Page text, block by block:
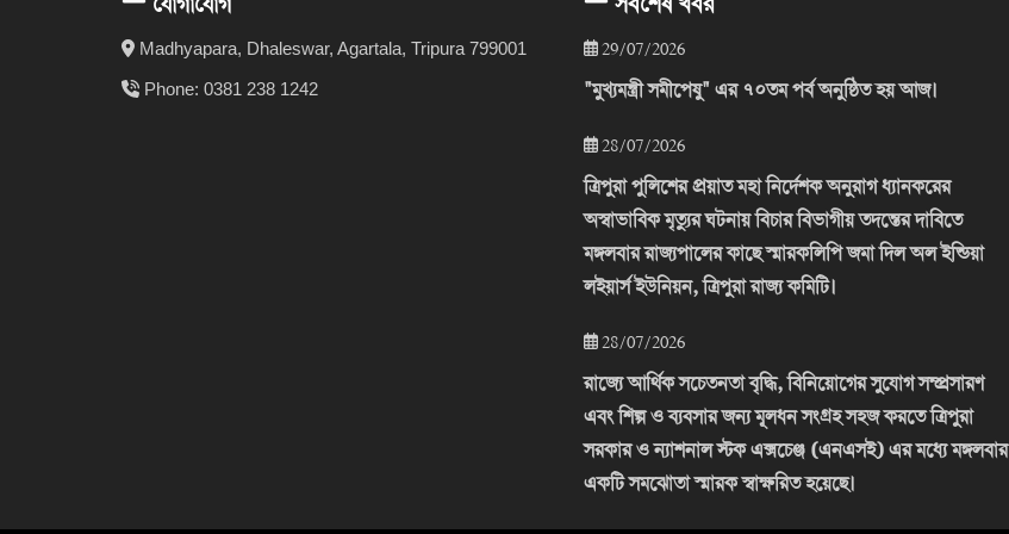
Madhyapara, Dhaleswar, Agartala, Tripura 799001
Phone: 0381 238 1242
29/07/2026
"মুখ্যমন্ত্রী সমীপেষু" এর ৭০তম পর্ব অনুষ্ঠিত হয় আজ।
28/07/2026
ত্রিপুরা পুলিশের প্রয়াত মহা নির্দেশক অনুরাগ ধ্যানকরের
অস্বাভাবিক মৃত্যুর ঘটনায় বিচার বিভাগীয় তদন্তের দাবিতে
মঙ্গলবার রাজ্যপালের কাছে স্মারকলিপি জমা দিল অল ইন্ডিয়া
লইয়ার্স ইউনিয়ন, ত্রিপুরা রাজ্য কমিটি।
28/07/2026
রাজ্যে আর্থিক সচেতনতা বৃদ্ধি, বিনিয়োগের সুযোগ সম্প্রসারণ
এবং শিল্প ও ব্যবসার জন্য মূলধন সংগ্রহ সহজ করতে ত্রিপুরা
সরকার ও ন্যাশনাল স্টক এক্সচেঞ্জ (এনএসই) এর মধ্যে মঙ্গলবার
একটি সমঝোতা স্মারক স্বাক্ষরিত হয়েছে।